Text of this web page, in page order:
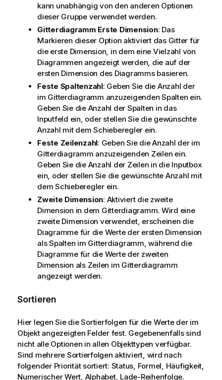
kann unabhängig von den anderen Optionen
dieser Gruppe verwendet werden.
Gitterdiagramm Erste Dimension: Das
Markieren dieser Option aktiviert das Gitter für
die erste Dimension, in dem eine Vielzahl von
Diagrammen angezeigt werden, die auf der
ersten Dimension des Diagramms basieren.
Feste Spaltenzahl: Geben Sie die Anzahl der
im Gitterdiagramm anzuzeigenden Spalten ein.
Geben Sie die Anzahl der Spalten in das
Inputfeld ein, oder stellen Sie die gewünschte
Anzahl mit dem Schieberegler ein.
Feste Zeilenzahl: Geben Sie die Anzahl der im
Gitterdiagramm anzuzeigenden Zeilen ein.
Geben Sie die Anzahl der Zeilen in die Inputbox
ein, oder stellen Sie die gewünschte Anzahl mit
dem Schieberegler ein.
Zweite Dimension: Aktiviert die zweite
Dimension in dem Gitterdiagramm. Wird eine
zweite Dimension verwendet, erscheinen die
Diagramme für die Werte der ersten Dimension
als Spalten im Gitterdiagramm, während die
Diagramme für die Werte der zweiten
Dimension als Zeilen im Gitterdiagramm
angezeigt werden.
Sortieren
Hier legen Sie die Sortierfolgen für die Werte der im
Objekt angezeigten Felder fest. Gegebenenfalls sind
nicht alle Optionen in allen Objekttypen verfügbar.
Sind mehrere Sortierfolgen aktiviert, wird nach
folgender Priorität sortiert: Status, Formel, Häufigkeit,
Numerischer Wert, Alphabet, Lade-Reihenfolge.